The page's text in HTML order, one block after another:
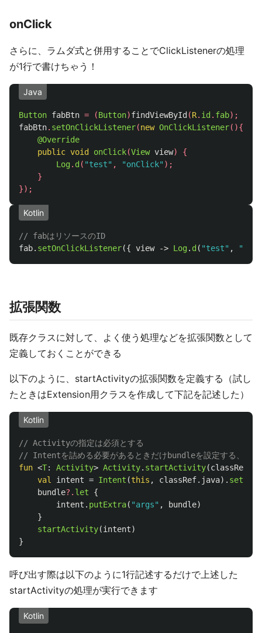
onClick
さらに、ラムダ式と併用することでClickListenerの処理
が1行で書けちゃう！
Java
Button fabBtn = (Button)findViewById (R. id . fab);
fabBtn. setOnClickListener(new OnClickListener(){
@Override
public void onClick(View view)
{
Log. d ( "test" , "onClick" );
}
});
Kotlin
// fabはリソースのID
fab. setOnClickListener({ view -> Log. d ( "test" ,
拡張関数
既存クラスに対して、よく使う処理などを拡張関数として
定義しておくことができる
以下のように、startActivityの拡張関数を定義する（試し
たときはExtension用クラスを作成して下記を記述した）
Kotlin
// Activityの指定は必須とする
// Intentを詰める必要があるときだけbundleを設定する、そ
fun <T: Activity> Activity. startActivity(classRef
val
intent = Intent (this , classRef. java).
bundle?. let
{
intent . putExtra( "args" , bundle)
}
startActivity(intent)
}
呼び出す際は以下のように1行記述するだけで上述した
startActivityの処理が実行できます
Kotlin